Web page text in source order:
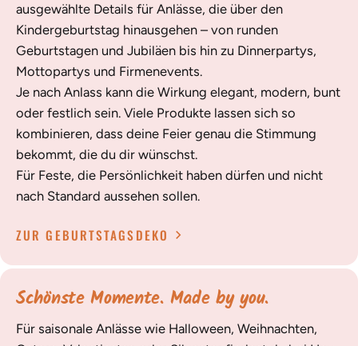
ausgewählte Details für Anlässe, die über den
Kindergeburtstag hinausgehen – von runden
Geburtstagen und Jubiläen bis hin zu Dinnerpartys,
Mottopartys und Firmenevents.
Je nach Anlass kann die Wirkung elegant, modern, bunt
oder festlich sein. Viele Produkte lassen sich so
kombinieren, dass deine Feier genau die Stimmung
bekommt, die du dir wünschst.
Für Feste, die Persönlichkeit haben dürfen und nicht
nach Standard aussehen sollen.
ZUR GEBURTSTAGSDEKO
Schönste Momente. Made by you.
Für saisonale Anlässe wie Halloween, Weihnachten,